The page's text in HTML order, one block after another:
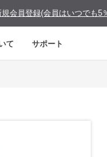
規会員登録(会員はいつでも5
て サポート